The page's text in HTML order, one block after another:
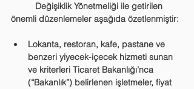
önemli düzenlemeler aşağıda özetlenmiştir:
Lokanta, restoran, kafe, pastane ve
benzeri yiyecek-içecek hizmeti sunan
ve kriterleri Ticaret Bakanlığı’nca
(“Bakanlık”) belirlenen işletmeler, fiyat